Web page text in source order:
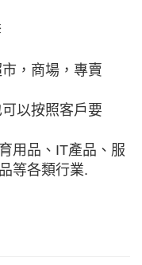
，商場，專賣
以按照客戶要
用品、IT產品、服
等各類行業.